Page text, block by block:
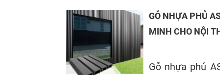
GỖ NHỰA PHỦ
MINH CHO NỘI
Gỗ nhựa phủ